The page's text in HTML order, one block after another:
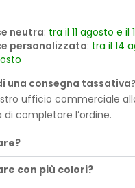
neutra: tra il 11 agosto e il
personalizzata: tra il 14
una consegna tassativa?
ufficio commerciale
di completare l’ordine.
con più colori?